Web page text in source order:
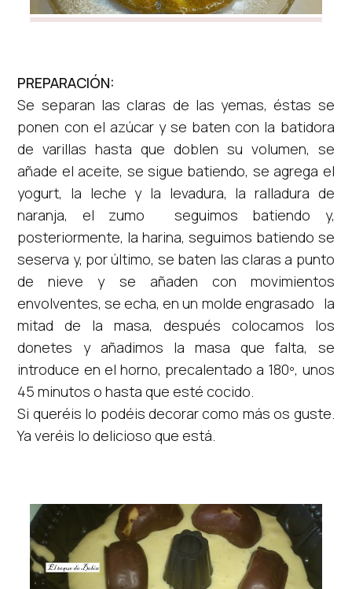
PREPARACIÓN:
Se separan las claras de las yemas, éstas se
ponen con el azúcar y se baten con la batidora
de varillas hasta que doblen su volumen, se
añade el aceite, se sigue batiendo, se agrega el
yogurt, la leche y la levadura, la ralladura de
naranja, el zumo seguimos batiendo y,
posteriormente, la harina, seguimos batiendo se
seserva y, por último, se baten las claras a punto
de nieve y se añaden con movimientos
envolventes, se echa, en un molde engrasado la
mitad de la masa, después colocamos los
donetes y añadimos la masa que falta, se
introduce en el horno, precalentado a 180º, unos
45 minutos o hasta que esté cocido.
Si queréis lo podéis decorar como más os guste.
Ya veréis lo delicioso que está.